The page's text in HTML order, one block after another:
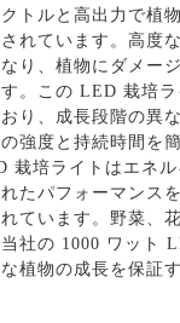
トルと高出力で植
れています。高度
り、植物にダメー
。この LED 栽培ラ
り、成長段階の異
強度と持続時間を
栽培ライトはエネ
たパフォーマンス
ています。野菜、
社の 1000 ワット
植物の成長を保証